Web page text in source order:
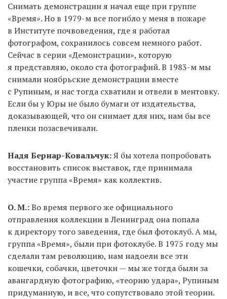
Снимать демонстрации я начал еще при группе
«Время». Но в 1979-м все погибло у меня в пожаре
в Институте почвоведения, где я работал
фотографом, сохранилось совсем немного работ.
Сейчас в серии «Демонстрации», которую
я представляю, около ста фотографий. В 1983-м мы
снимали ноябрьские демонстрации вместе
с Рупиным, и нас тогда схватили и отвели в ментовку.
Если бы у Юры не было бумаги от издательства,
доказывающей, что он снимает для них, нам бы все
пленки позасвечивали.
Надя Бернар-Ковальчук:Я бы хотела попробовать
восстановить список выставок, где принимала
участие группа «Время» как коллектив.
О. М.:Во время первого же официального
отправления коллекции в Ленинград она попала
к директору того заведения, где был фотоклуб. А мы,
группа «Время», были при фотоклубе. В 1975 году мы
сделали там революцию, нам надоели все эти
кошечки, собачки, цветочки — мы же тогда были за
авангардную фотографию, «теорию удара», Рупиным
придуманную, и все, что сопутствовало этой теории.